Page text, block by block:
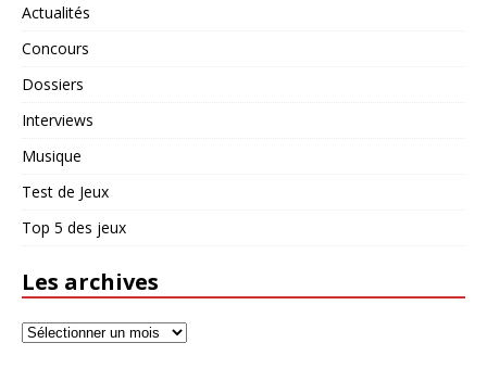
Actualités
Concours
Dossiers
Interviews
Musique
Test de Jeux
Top 5 des jeux
Les archives